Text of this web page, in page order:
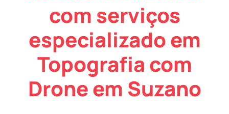
com serviços
especializado em
Topografia com
Drone em Suzano